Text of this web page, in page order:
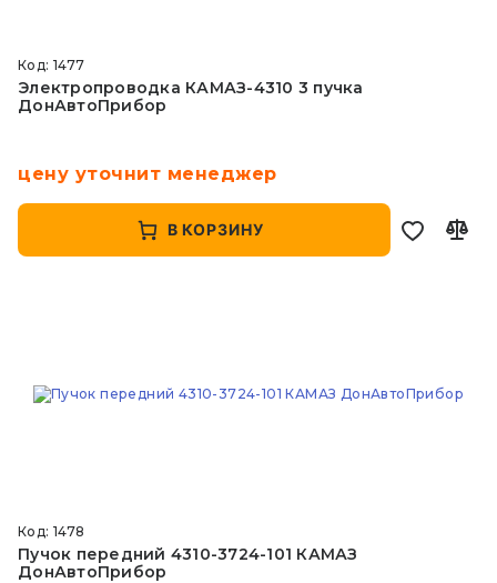
Код: 1477
Электропроводка КАМАЗ-4310 3 пучка
ДонАвтоПрибор
цену уточнит менеджер
В КОРЗИНУ
Код: 1478
Пучок передний 4310-3724-101 КАМАЗ
ДонАвтоПрибор